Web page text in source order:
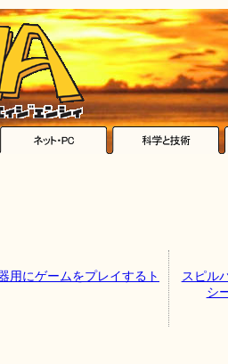
用にゲームをプレイするト
スピル
シ